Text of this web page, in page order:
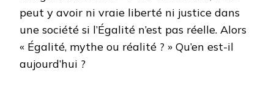
peut y avoir ni vraie liberté ni justice dans
une société si l’Égalité n’est pas réelle. Alors
« Égalité, mythe ou réalité ? » Qu’en est-il
aujourd’hui ?